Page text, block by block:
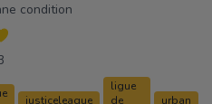
condition
justiceleague
ligue
de
urban